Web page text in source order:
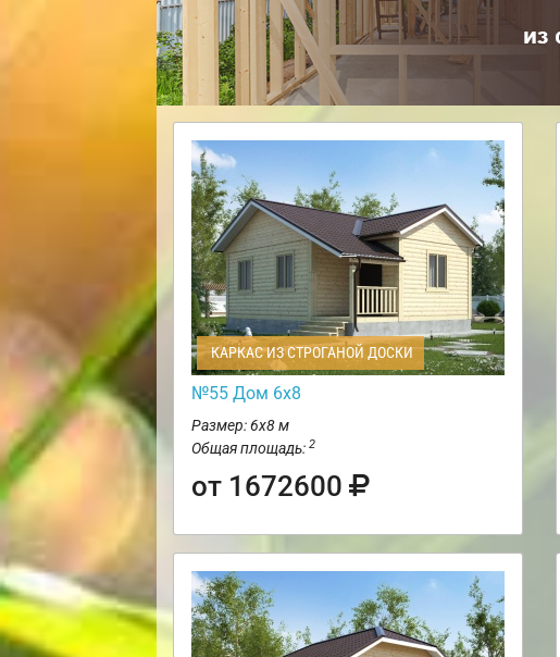
КАРКАС ИЗ СТРОГАНОЙ ДОСКИ
№55 Дом 6х8
Размер: 6х8 м
Общая площадь: 2
от 1672600